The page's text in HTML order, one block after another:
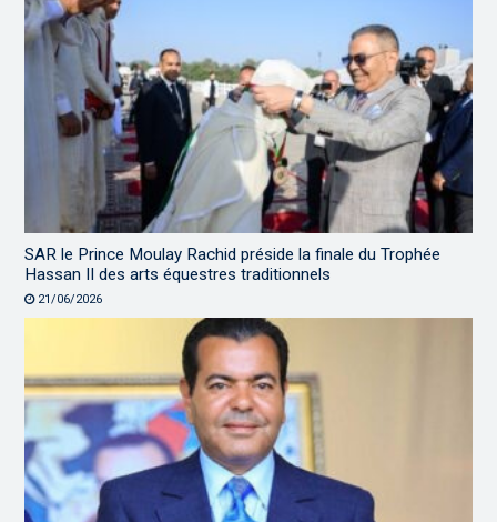
SAR le Prince Moulay Rachid préside la finale du Trophée
Hassan II des arts équestres traditionnels
21/06/2026